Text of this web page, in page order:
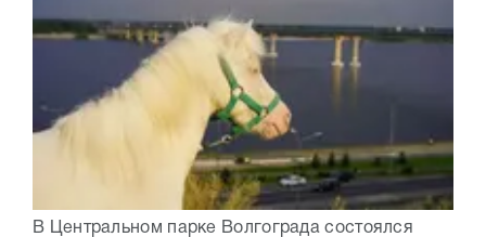
В Центральном парке Волгограда состоялся